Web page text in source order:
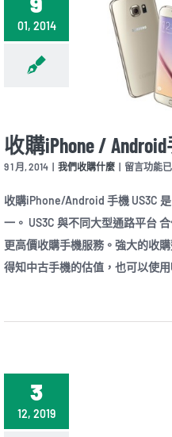
01, 2014
收購iPhone /
9 1 月, 2014 | 我們收購什麼 | 在
購
iPhone
/
Android
手
機〉
留言功能
收購iPhone/Android 手機 US3C
一。 US3C 與不同大型通路平台
更高價收購手機服務。強大的收
得知中古手機的估值，也可以使用
3
12, 2019